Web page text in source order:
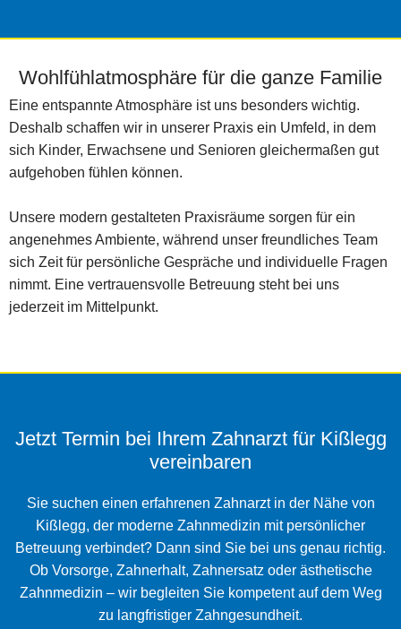
Wohlfühlatmosphäre für die ganze Familie
Eine entspannte Atmosphäre ist uns besonders wichtig.
Deshalb schaffen wir in unserer Praxis ein Umfeld, in dem
sich Kinder, Erwachsene und Senioren gleichermaßen gut
aufgehoben fühlen können.
Unsere modern gestalteten Praxisräume sorgen für ein
angenehmes Ambiente, während unser freundliches Team
sich Zeit für persönliche Gespräche und individuelle Fragen
nimmt. Eine vertrauensvolle Betreuung steht bei uns
jederzeit im Mittelpunkt.
Jetzt Termin bei Ihrem Zahnarzt für Kißlegg
vereinbaren
Sie suchen einen erfahrenen Zahnarzt in der Nähe von
Kißlegg, der moderne Zahnmedizin mit persönlicher
Betreuung verbindet? Dann sind Sie bei uns genau richtig.
Ob Vorsorge, Zahnerhalt, Zahnersatz oder ästhetische
Zahnmedizin – wir begleiten Sie kompetent auf dem Weg
zu langfristiger Zahngesundheit.